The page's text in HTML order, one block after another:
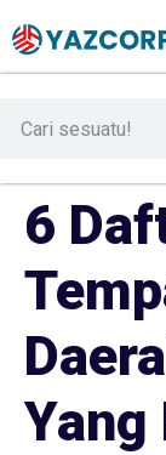
6
Yang